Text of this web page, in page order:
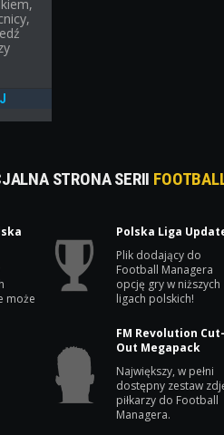
STRONA SERII
może
Polska Liga
Plik dodający do
Football Managera
opcję gry w niższych
ligach polskich!
FM Revolution
Out Megapack
Największy, w pełni
dostępny zestaw
piłkarzy do Football
Managera.